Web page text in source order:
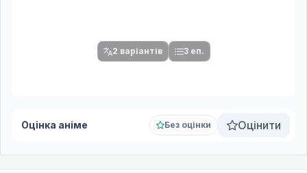
2 варіантів 3 еп.
Оцінка аніме Без оцінки Оцінити